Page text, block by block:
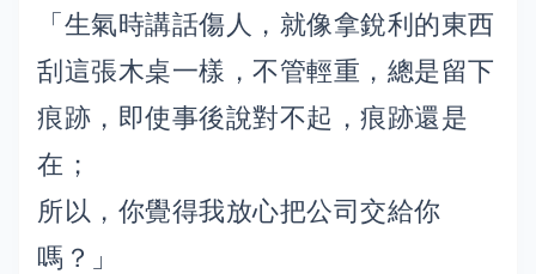
「生氣時講話傷人，就像拿銳利的東西
刮這張木桌一樣，不管輕重，總是留下
痕跡，即使事後說對不起，痕跡還是
在；
所以，你覺得我放心把公司交給你
嗎？」